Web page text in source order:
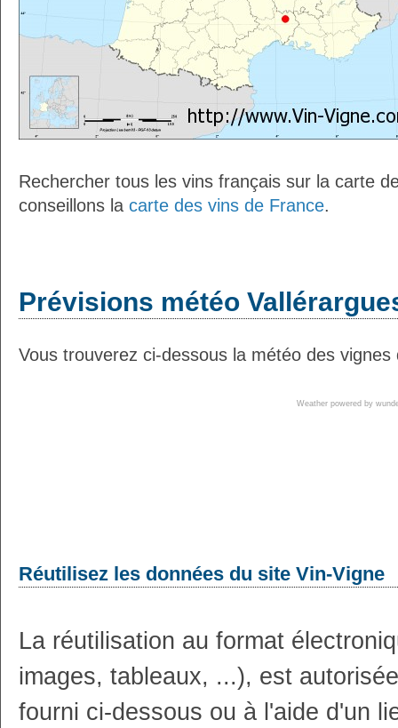
Rechercher tous les vins français sur la carte
conseillons la carte des vins de France.
Prévisions météo
Vous trouverez ci-dessous la météo des
Weather powered by
Réutilisez les données du site Vin-Vigne
La réutilisation au format
images, tableaux, ...), est
fourni ci-dessous ou à l'aide d'un